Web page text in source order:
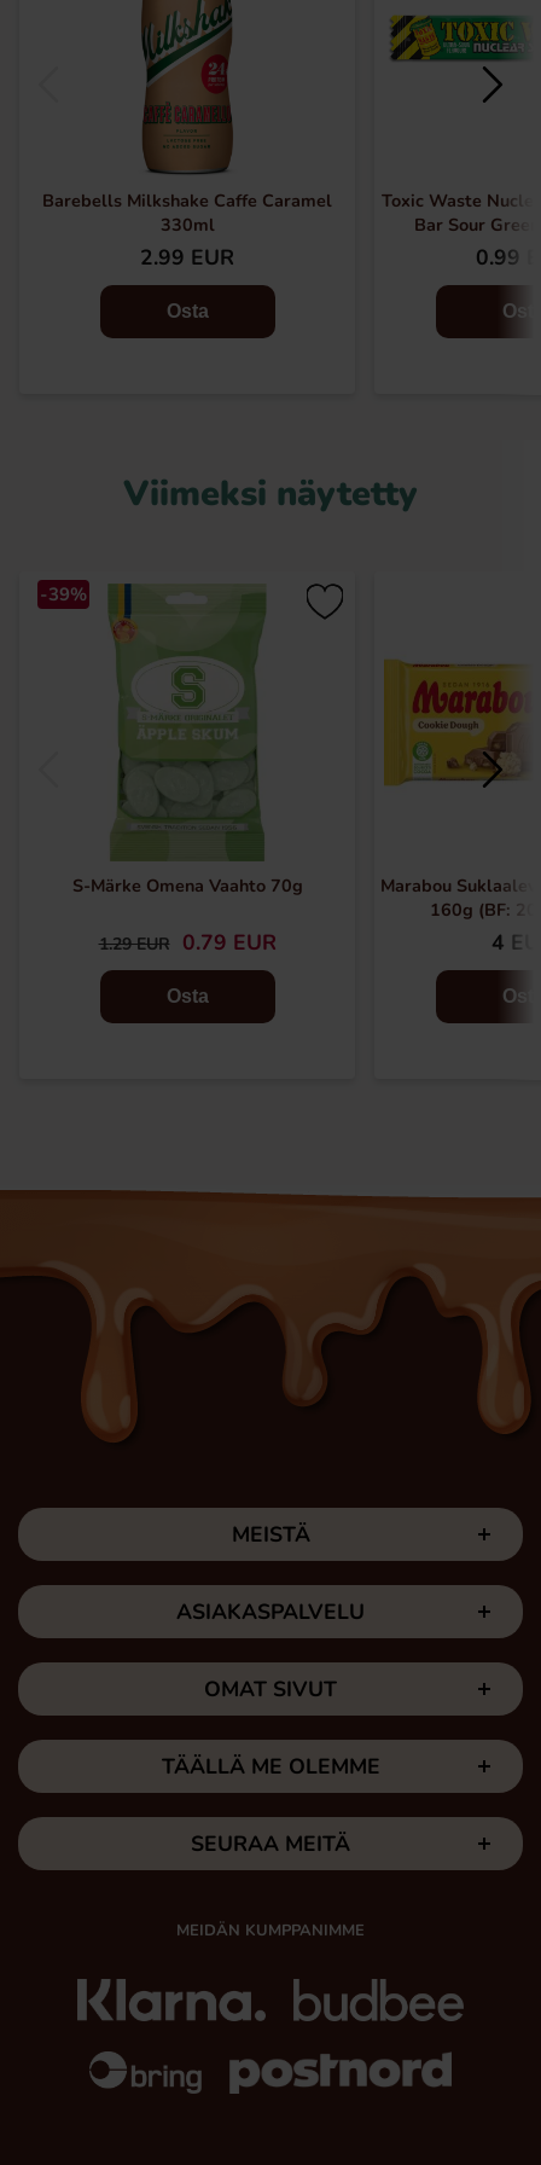
Barebells Milkshake Caffe Caramel
330ml
2.99 EUR
Osta
Toxic Waste
Bar Sour
0.99
Viimeksi näytetty
-39%
S-Märke Omena Vaahto 70g
1.29 EUR 0.79 EUR
Osta
Marabou
160g (BF:
4
MEISTÄ
ASIAKASPALVELU
OMAT SIVUT
TÄÄLLÄ ME OLEMME
SEURAA MEITÄ
MEIDÄN KUMPPANIMME